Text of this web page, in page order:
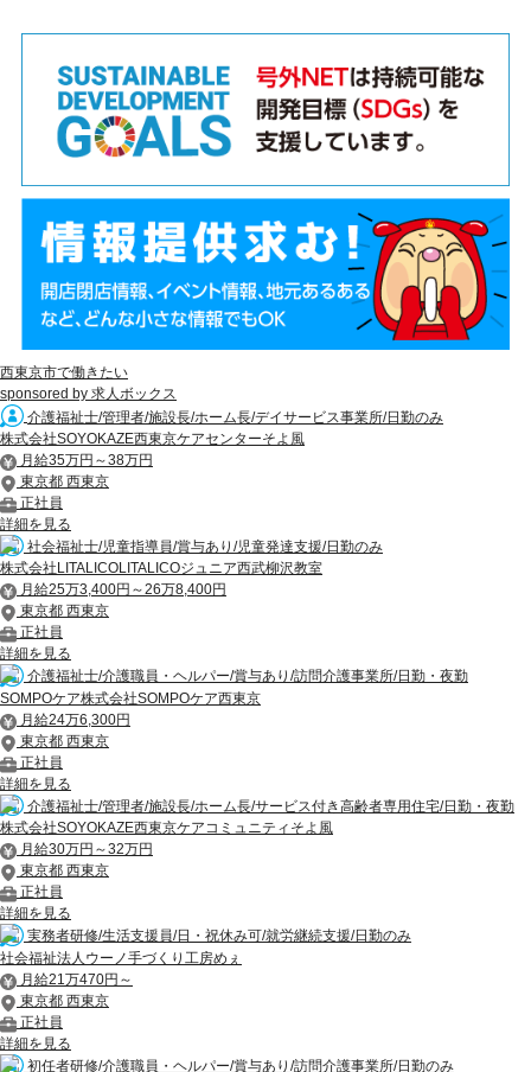
西東京市で働きたい
sponsored by 求人ボックス
介護福祉士/管理者/施設長/ホーム長/デイサービス事業所/日勤のみ
株式会社SOYOKAZE西東京ケアセンターそよ風
月給35万円～38万円
東京都 西東京
正社員
詳細を見る
社会福祉士/児童指導員/賞与あり/児童発達支援/日勤のみ
株式会社LITALICOLITALICOジュニア西武柳沢教室
月給25万3,400円～26万8,400円
東京都 西東京
正社員
詳細を見る
介護福祉士/介護職員・ヘルパー/賞与あり/訪問介護事業所/日勤・夜勤
SOMPOケア株式会社SOMPOケア西東京
月給24万6,300円
東京都 西東京
正社員
詳細を見る
介護福祉士/管理者/施設長/ホーム長/サービス付き高齢者専用住宅/日勤・夜勤
株式会社SOYOKAZE西東京ケアコミュニティそよ風
月給30万円～32万円
東京都 西東京
正社員
詳細を見る
実務者研修/生活支援員/日・祝休み可/就労継続支援/日勤のみ
社会福祉法人ウーノ手づくり工房めぇ
月給21万470円～
東京都 西東京
正社員
詳細を見る
初任者研修/介護職員・ヘルパー/賞与あり/訪問介護事業所/日勤のみ